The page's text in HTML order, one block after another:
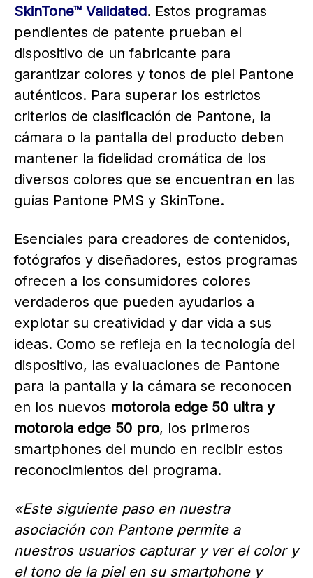
SkinTone™ Validated. Estos programas
pendientes de patente prueban el
dispositivo de un fabricante para
garantizar colores y tonos de piel Pantone
auténticos. Para superar los estrictos
criterios de clasificación de Pantone, la
cámara o la pantalla del producto deben
mantener la fidelidad cromática de los
diversos colores que se encuentran en las
guías Pantone PMS y SkinTone.
Esenciales para creadores de contenidos,
fotógrafos y diseñadores, estos programas
ofrecen a los consumidores colores
verdaderos que pueden ayudarlos a
explotar su creatividad y dar vida a sus
ideas. Como se refleja en la tecnología del
dispositivo, las evaluaciones de Pantone
para la pantalla y la cámara se reconocen
en los nuevos motorola edge 50 ultra y
motorola edge 50 pro, los primeros
smartphones del mundo en recibir estos
reconocimientos del programa.
«Este siguiente paso en nuestra
asociación con Pantone permite a
nuestros usuarios capturar y ver el color y
el tono de la piel en su smartphone y